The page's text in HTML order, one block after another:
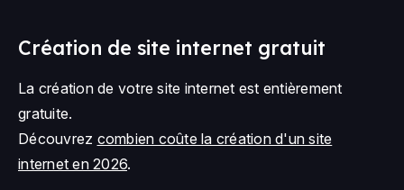
Création de site internet gratuit
La création de votre site internet est entièrement
gratuite.
Découvrez combien coûte la création d'un site
internet en 2026.